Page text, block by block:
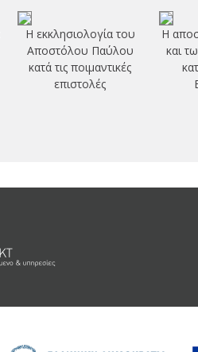
Η εκκλησιολογία του
Αποστόλου Παύλου
κατά τις ποιμαντικές
επιστολές
Η
και